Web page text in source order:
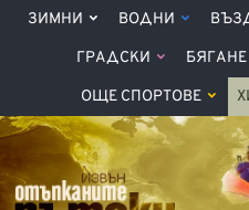
ЗИМНИ ВОДНИ
ГРАДСКИ БЯГАНЕ
ОЩЕ СПОРТОВЕ